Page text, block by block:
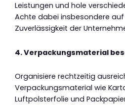
Leistungen und hole
Achte dabei insbesondere
Zuverlässigkeit der
4. Verpackungsmaterial
Organisiere rechtzeitig
Verpackungsmaterial wie
Luftpolsterfolie und